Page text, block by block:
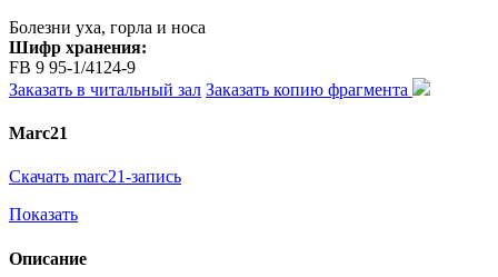
Болезни уха, горла и носа
Шифр хранения:
FB 9 95-1/4124-9
Заказать в читальный зал Заказать копию фрагмента
Marc21
Скачать marc21-запись
Показать
Описание